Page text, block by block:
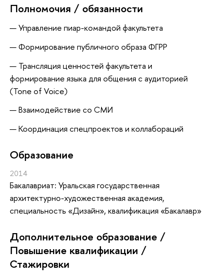
Полномочия / обязанности
Управление пиар-командой факультета
Формирование публичного образа ФГРР
Трансляция ценностей факультета и
формирование языка для общения с аудиторией
(Tone of Voice)
Взаимодействие со СМИ
Координация спецпроектов и коллабораций
Oбразование
2014
Бакалавриат: Уральская государственная
архитектурно-художественная академия,
специальность «Дизайн», квалификация «Бакалавр»
Дополнительное образование /
Повышение квалификации /
Стажировки